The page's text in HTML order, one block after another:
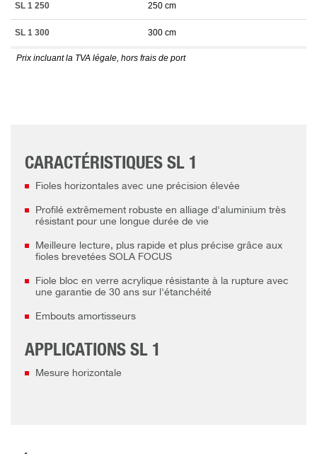
SL 1 250 250 cm
SL 1 300 300 cm
Prix incluant la TVA légale, hors frais de port
CARACTÉRISTIQUES SL 1
Fioles horizontales avec une précision élevée
Profilé extrêmement robuste en alliage d'aluminium très
résistant pour une longue durée de vie
Meilleure lecture, plus rapide et plus précise grâce aux
fioles brevetées SOLA FOCUS
Fiole bloc en verre acrylique résistante à la rupture avec
une garantie de 30 ans sur l'étanchéité
Embouts amortisseurs
APPLICATIONS SL 1
Mesure horizontale